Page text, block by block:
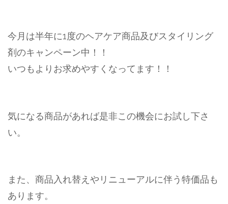
今月は半年に1度のヘアケア商品及びスタイリング
剤のキャンペーン中！！
いつもよりお求めやすくなってます！！
気になる商品があれば是非この機会にお試し下さ
い。
また、商品入れ替えやリニューアルに伴う特価品も
あります。